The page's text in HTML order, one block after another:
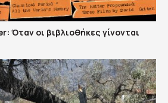
Όταν οι βιβλιοθήκες γίνονται